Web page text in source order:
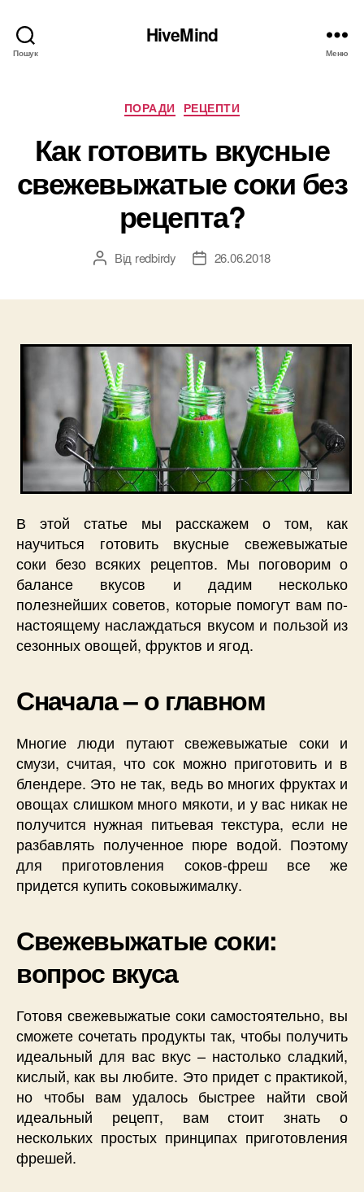
Пошук
HiveMind
Меню
Категорії
ПОРАДИ РЕЦЕПТИ
Как готовить вкусные
свежевыжатые соки без
рецепта?
Автор
Від redbirdy
Дата26.06.2018
В этой статье мы расскажем о том, как
научиться готовить вкусные свежевыжатые
соки безо всяких рецептов. Мы поговорим о
балансе вкусов и дадим несколько
полезнейших советов, которые помогут вам по-
настоящему наслаждаться вкусом и пользой из
сезонных овощей, фруктов и ягод.
Сначала – о главном
Многие люди путают свежевыжатые соки и
смузи, считая, что сок можно приготовить и в
блендере. Это не так, ведь во многих фруктах и
овощах слишком много мякоти, и у вас никак не
получится нужная питьевая текстура, если не
разбавлять полученное пюре водой. Поэтому
для приготовления соков-фреш все же
придется купить соковыжималку.
Свежевыжатые соки:
вопрос вкуса
Готовя свежевыжатые соки самостоятельно, вы
сможете сочетать продукты так, чтобы получить
идеальный для вас вкус – настолько сладкий,
кислый, как вы любите. Это придет с практикой,
но чтобы вам удалось быстрее найти свой
идеальный рецепт, вам стоит знать о
нескольких простых принципах приготовления
фрешей.